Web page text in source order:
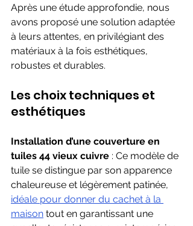
Après une étude approfondie, nous
avons proposé une solution adaptée
à leurs attentes, en privilégiant des
matériaux à la fois esthétiques,
robustes et durables.
Les choix techniques et
esthétiques
Installation d’une couverture en
tuiles 44 vieux cuivre : Ce modèle de
tuile se distingue par son apparence
chaleureuse et légèrement patinée,
idéale pour donner du cachet à la
maison tout en garantissant une